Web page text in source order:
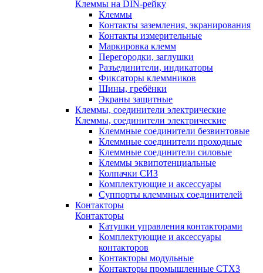
Клеммы на DIN-рейку
Клеммы
Контакты заземления, экранирования
Контакты измерительные
Маркировка клемм
Перегородки, заглушки
Разъединители, индикаторы
Фиксаторы клеммников
Шины, гребёнки
Экраны защитные
Клеммы, соединители электрические
Клеммы, соединители электрические
Клеммные соединители безвинтовые
Клеммные соединители проходные
Клеммные соединители силовые
Клеммы эквипотенциальные
Колпачки СИЗ
Комплектующие и аксессуары
Суппорты клеммных соединителей
Контакторы
Контакторы
Катушки управления контакторами
Комплектующие и аксессуары
контакторов
Контакторы модульные
Контакторы промышленные CTX3